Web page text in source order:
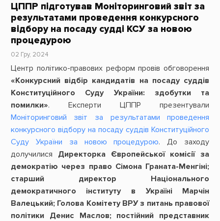
ЦППР підготував Моніторинговий звіт за
результатами проведення конкурсного
відбору на посаду судді КСУ за новою
процедурою
02 Гру, 2024
Центр політико-правових реформ провів обговорення
«Конкурсний відбір кандидатів на посаду суддів
Конституційного Суду України: здобутки та
помилки». Експерти ЦППР презентували
Моніторинговий звіт за результатами проведення
конкурсного відбору на посаду суддів Конституційного
Суду України за новою процедурою. До заходу
долучилися Директорка Європейської комісії за
демократію через право Сімона Граната-Менгіні;
старший директор Національного
демократичного інституту в Україні Марчін
Валецький; Голова Комітету ВРУ з питань правової
політики Денис Маслов; постійний представник